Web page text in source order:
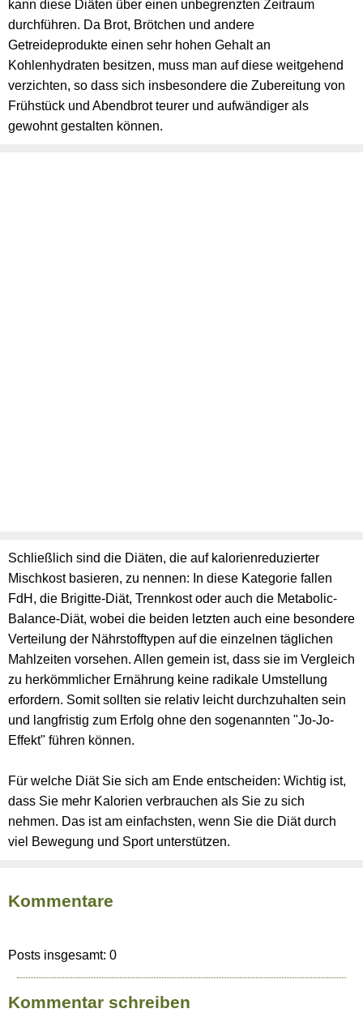
kann diese Diäten über einen unbegrenzten Zeitraum
durchführen. Da Brot, Brötchen und andere
Getreideprodukte einen sehr hohen Gehalt an
Kohlenhydraten besitzen, muss man auf diese weitgehend
verzichten, so dass sich insbesondere die Zubereitung von
Frühstück und Abendbrot teurer und aufwändiger als
gewohnt gestalten können.
Schließlich sind die Diäten, die auf kalorienreduzierter
Mischkost basieren, zu nennen: In diese Kategorie fallen
FdH, die Brigitte-Diät, Trennkost oder auch die Metabolic-
Balance-Diät, wobei die beiden letzten auch eine besondere
Verteilung der Nährstofftypen auf die einzelnen täglichen
Mahlzeiten vorsehen. Allen gemein ist, dass sie im Vergleich
zu herkömmlicher Ernährung keine radikale Umstellung
erfordern. Somit sollten sie relativ leicht durchzuhalten sein
und langfristig zum Erfolg ohne den sogenannten "Jo-Jo-
Effekt" führen können.
Für welche Diät Sie sich am Ende entscheiden: Wichtig ist,
dass Sie mehr Kalorien verbrauchen als Sie zu sich
nehmen. Das ist am einfachsten, wenn Sie die Diät durch
viel Bewegung und Sport unterstützen.
Kommentare
Posts insgesamt: 0
Kommentar schreiben